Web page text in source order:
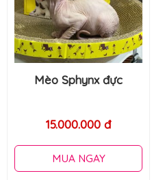
Mèo Sphynx cái
15.000.000 đ
MUA NGAY